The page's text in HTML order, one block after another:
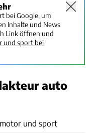
bei Google, um
Inhalte und News
Link öffnen und
und sport bei
auto
und sport